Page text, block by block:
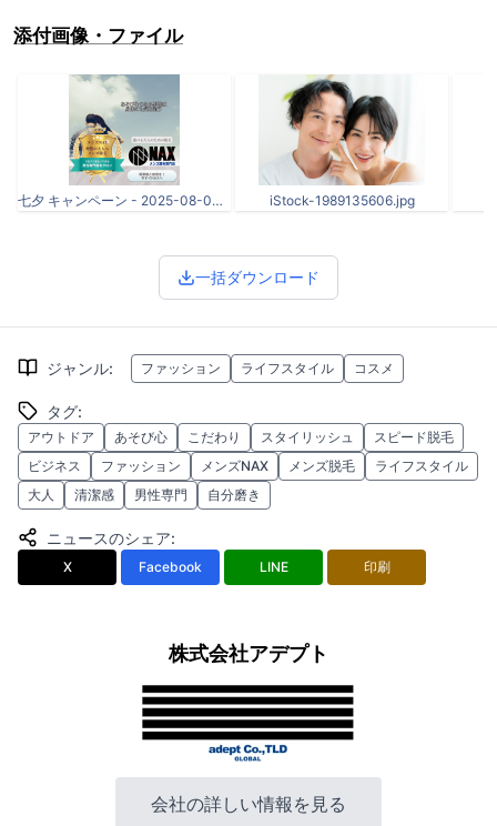
添付画像・ファイル
七夕 キャンペーン - 2025-08-04T190255.579.png iStock-1989135606.jpg
一括ダウンロード
ジャンル: ファッション ライフスタイル コスメ
タグ:
アウトドア あそび心 こだわり スタイリッシュ
スピード脱毛
ビジネス
ファッション メンズNAX メンズ脱毛
ライフスタイル
大人
清潔感 男性専門 自分磨き
ニュースのシェア:
X Facebook LINE 印刷
株式会社アデプト
会社の詳しい情報を見る